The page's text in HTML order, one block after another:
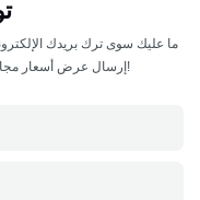
ما عليك سوى ترك بريدك
إرسال عرض أسعار مجاني لك لمجموعة واسعة من التصاميم لدينا!